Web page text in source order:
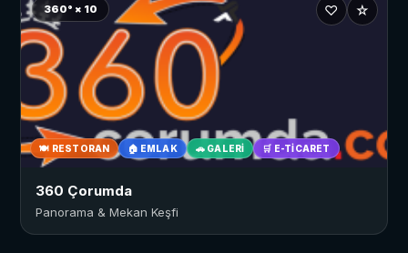
360° × 10
🍽 RESTORAN 🏠 EMLAK 🚗 GALERI 🛒 E-TICARET
♡ ☆
360 Çorumda
Panorama & Mekan Keşfi